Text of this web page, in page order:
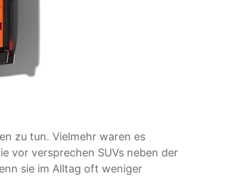
zu tun. Vielmehr waren es
vor versprechen SUVs neben der
sie im Alltag oft weniger